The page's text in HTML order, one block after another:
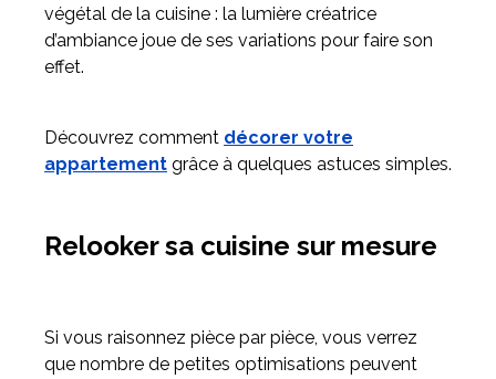
végétal de la cuisine : la lumière créatrice
d’ambiance joue de ses variations pour faire son
effet.
Découvrez comment décorer votre
appartement grâce à quelques astuces simples.
Relooker sa cuisine sur mesure
Si vous raisonnez pièce par pièce, vous verrez
que nombre de petites optimisations peuvent